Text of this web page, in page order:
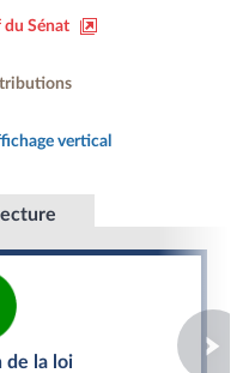
du Sénat
vertical
de la loi
la loi